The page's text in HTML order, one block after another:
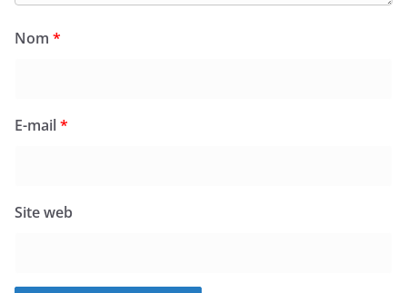
Nom *
E-mail*
Site web